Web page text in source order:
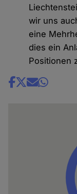
wir uns
eine
dies ein
Positionen
Share